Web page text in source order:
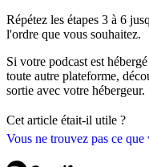
Vous ne trouvez pas ce que
Répétez les étapes 3 à 6
l'ordre que vous souhaitez.
Si votre podcast est
toute autre plateforme,
sortie avec votre hébergeur.
Cet article était-il utile ?